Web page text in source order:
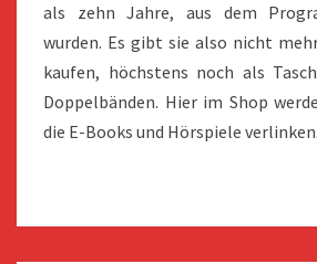
als zehn Jahre, aus dem
wurden. Es gibt sie also nicht
kaufen, höchstens noch als
Doppelbänden. Hier im Shop
die E-Books und Hörspiele verlinken.